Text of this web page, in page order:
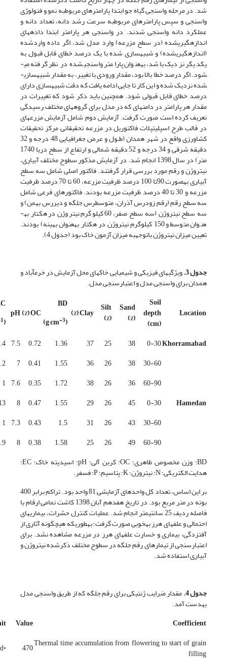
شد. در مرحله واسنجی گیاه جو ابتدا پارامترهای مربوط­به نمو و فنولوژی
واسنجی و سپس پارامترهای مربوط­به سرعت رشد دانه، تعداد دانه و
عملکرد دانه واسنجی شدند. در واسنجی هر پارامتر ابتدا داده­های
اندازه­گیری­شده (در سطح مزرعه) وارد مدل شد، اگر داده وارد­شده
(اندازه­گیری­شده) و شبیه­سازی شده با یک درصد خطای قابل قبول به
یکدیگر نزدیک باشد، به­عنوان پارامتر واسنجی­شده در نظر گرفته می­
شود. اگر درصد خطا بالا بود، مقدار ورودی با تغییر، به مقدار شبیه­سازی­
شده نزدیک شده و این کار تا جایی ادامه یافت که دقت شبیه­سازی دارای
درصد خطای قابل قبولی شود. همچنین باید ذکر شود که تغییرات در
مقدار هر پارامتر در دامنه­ای که در مدل برای گروه­های مختلف رسیدگی
تعریف کرده است صورت گرفت. آزمایش دوم شامل آزمایش مزرعه­ای
در قالب طرح اسپلیت­پلات فاکتوریل در مزرعه تحقیقاتی مرکز تحقیقات
کشاورزی واقع در شهر همدان (طـول و عرض جغرافیایی 48 درجه و 32
دقیقه شرقی و 34 درجه و 52 دقیقه شمالی و ارتفاع از سطح دریا 1740
متر) در سال 1398 انجام شد. در آزمایش مذکور سطوح مختلف آبیاری،
نیتروژن و رقم مورد بررسی قرار گرفتند. فاکتور اصلی شامل سه سطح
آبیاری به­صورت 90تا 100 درصد ظرفیت مزرعه، 60 تا 70 درصد ظرفیت
مزرعه و 30 تا 40 درصد ظرفیت مزرعه بودند. فاکتورهای فرعی شامل
سه سطح رقم (رقم زودرس آذران، متوسط­رس جلگه و دیررس بهمن) و
سه سطح نیتروژن (سه سطح صفر، 60 کیلوگرم نیتروژن در هکتار به­
عنوان متوسط و 150 کیلوگرم نیتروژن در هکتار به­عنوان بهینه) بودند.
تعیین میزان نیتروژن با­توجه­به میزان آزمون خاک بود (جدول 4).
جدول 3. ویژگی­های فیزیکی و شیمیایی خاک­های محل آزمایش در خرم­آباد و
همدان برای واسنجی مدل و اعتبارسنجی مدل.
Location
Soil
depth
(cm)
Sand
(%)
Silt
(%)
Clay (%)
BD
(g cm
-3
)
OC (%)
pH
(dS m
Khorramabad
0-30
38
25
37
1.36
0.72
7.5
30-60
38
26
36
1.55
0.41
7
60-90
36
26
38
1.72
0.35
7.6
1
Hamedan
0-30
45
26
29
1.55
0.47
8
30-60
43
26
31
1.5
0.43
7.3
1
60-90
49
26
25
1.58
0.38
8
BD: وزن مخصوص ظاهری؛ OC: کربن آلی؛
pH: اسیدیته خاک؛ EC:
هدایت الکتریکی؛N: نیتروژن؛ K: پتاسیم؛
P: فسفر.
بر این اساس، تعداد کل واحدهای آزمایشی 81 واحد بود. تراکم برابر 400
بوته در متر مربع بود. در تاریخ هفدهم آبان 1398 کاشت تمامی ارقام با
فاصله ردیف 25 سانتی­متر انجام شد. عملیات کنترل حشرات، بیماری­های
احتمالی و علف­های هرز به­خوبی صورت گرفت؛ به­طوری­که هیچ­گونه آثاری از
آفت­زدگی، بیماری و خسارت علف­های هرز در مزرعه مشاهده نشد. برای
اعتبارسنجی از تیمارهای رقم جلگه در سطوح مختلف ذکر­شده نیتروژن و
آبیاری استفاده شد.
جدول 4 .مقدار ضرایب ژنتیکی برای رقم جلگه که از طریق واسنجی مدل
به­دست آمد.
Coefficient
Value
Thermal time accumulation from flowering to start of grain
filling
470
◦Cd